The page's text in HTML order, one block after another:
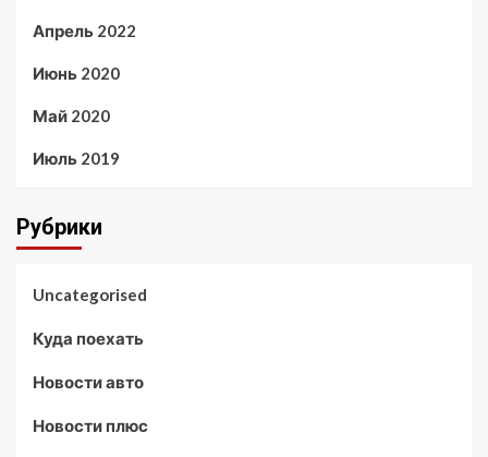
Апрель 2022
Июнь 2020
Май 2020
Июль 2019
Рубрики
Uncategorised
Куда поехать
Новости авто
Новости плюс